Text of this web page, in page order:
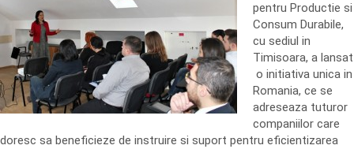
pentru Productie si
Consum Durabile,
cu sediul in
Timisoara, a lansat
o initiativa unica in
Romania, ce se
adreseaza tuturor
companiilor care
doresc sa beneficieze de instruire si suport pentru eficientizarea